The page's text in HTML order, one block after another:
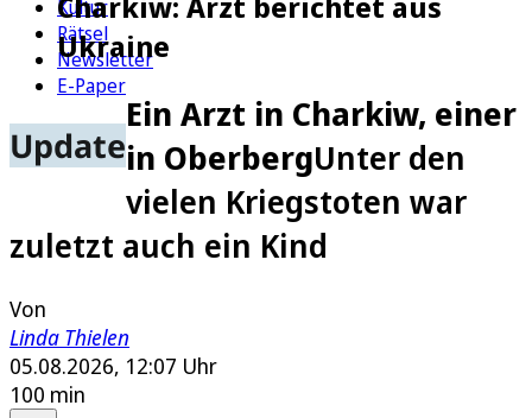
Kultur
Rätsel
Newsletter
E-Paper
Ukraine
Update
Ein Arzt in Charkiw, einer
in OberbergUnter den
vielen Kriegstoten war
zuletzt auch ein Kind
Von
Linda Thielen
05.08.2026, 12:07 Uhr
100 min